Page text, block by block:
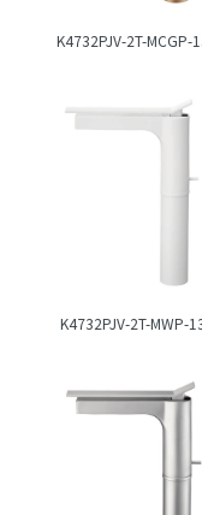
K4732PJV-2T-MCGP-
K4732PJV-2T-MWP-